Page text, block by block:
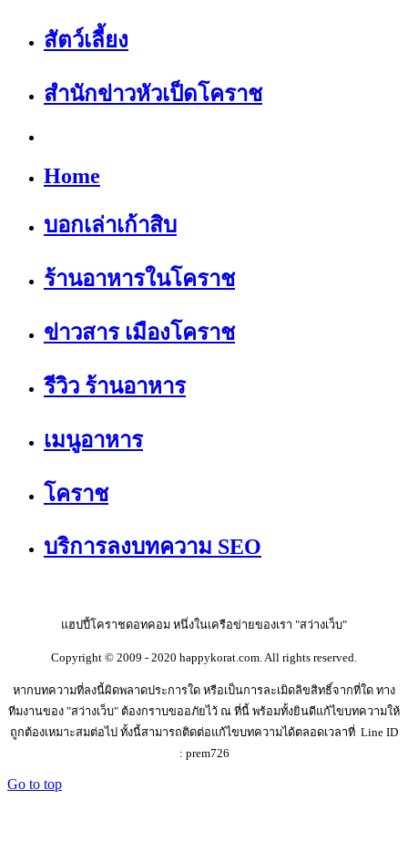
สัตว์เลี้ยง
สำนักข่าวหัวเป็ดโคราช
Home
บอกเล่าเก้าสิบ
ร้านอาหารในโคราช
ข่าวสาร เมืองโคราช
รีวิว ร้านอาหาร
เมนูอาหาร
โคราช
บริการลงบทความ SEO
แฮปปี้โคราชดอทคอม หนึ่งในเครือข่ายของเรา "สว่างเว็บ"
Copyright © 2009 - 2020 happykorat.com. All rights reserved.
หากบทความที่ลงนี้ผิดพลาดประการใด หรือเป็นการละเมิดลิขสิทธิ์จากที่ใด ทาง
ทีมงานของ "สว่างเว็บ" ต้องกราบขออภัยไว้ ณ ที่นี้ พร้อมทั้งยินดีแก้ไขบทความให้
ถูกต้องเหมาะสมต่อไป ทั้งนี้สามารถติดต่อแก้ไขบทความได้ตลอดเวลาที่ Line ID
: prem726
Go to top